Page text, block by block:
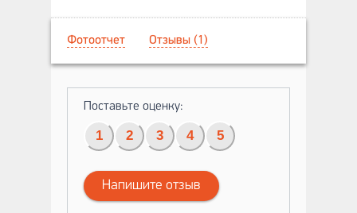
Фотоотчет Отзывы (1)
Поставьте оценку:
1 2 3 4 5
Напишите отзыв